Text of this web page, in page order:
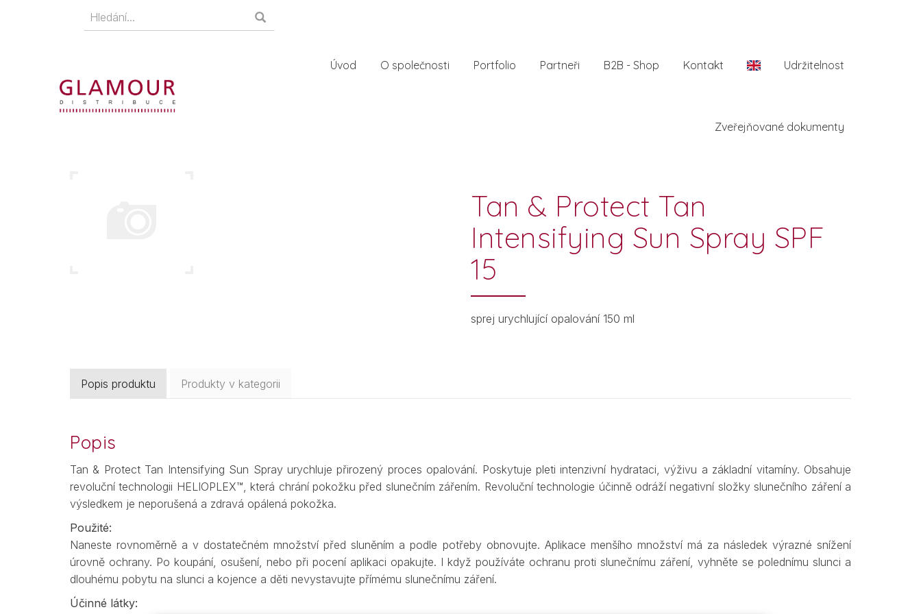
Úvod O společnosti Portfolio Partneři B2B - Shop Kontakt En Udržitelnost
Zveřejňované dokumenty
Tan & Protect Tan
Intensifying Sun Spray SPF
15
sprej urychlující opalování 150 ml
Popis produktu Produkty v kategorii
Popis
Tan & Protect Tan Intensifying Sun Spray urychluje přirozený proces opalování. Poskytuje pleti intenzivní hydrataci, výživu a základní vitamíny. Obsahuje
revoluční technologii HELIOPLEX™, která chrání pokožku před slunečním zářením. Revoluční technologie účinně odráží negativní složky slunečního záření a
výsledkem je neporušená a zdravá opálená pokožka.
Použité:
Naneste rovnoměrně a v dostatečném množství před sluněním a podle potřeby obnovujte. Aplikace menšího množství má za následek výrazné snížení
úrovně ochrany. Po koupání, osušení, nebo při pocení aplikaci opakujte. I když používáte ochranu proti slunečnímu záření, vyhněte se polednímu slunci a
dlouhému pobytu na slunci a kojence a děti nevystavujte přímému slunečnímu záření.
Účinné látky: